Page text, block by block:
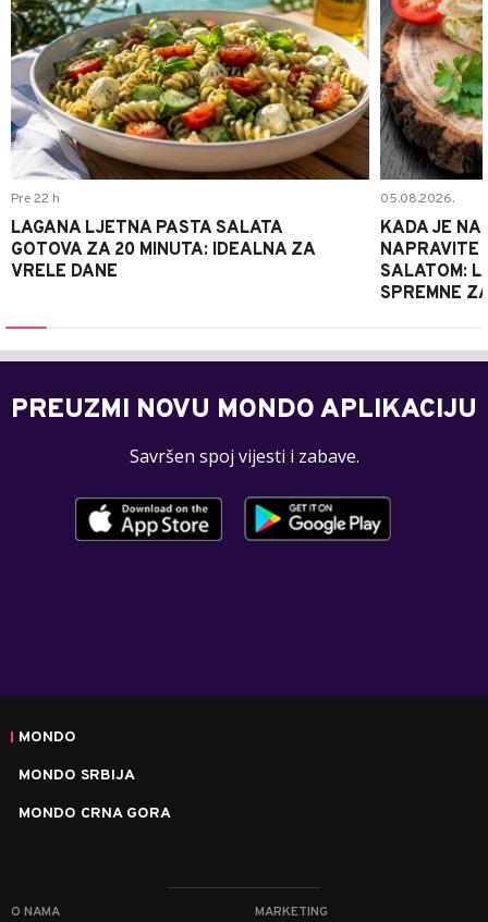
Pre 22 h
LAGANA LJETNA PASTA SALATA
GOTOVA ZA 20 MINUTA: IDEALNA ZA
VRELE DANE
05.08.2026.
KADA JE
NAPRAVITE
SALATOM:
SPREMNE
PREUZMI NOVU MONDO APLIKACIJU
Savršen spoj vijesti i zabave.
MONDO
MONDO SRBIJA
MONDO CRNA GORA
O NAMA MARKETING